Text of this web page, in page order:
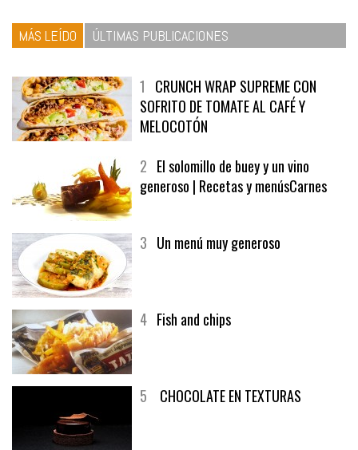
MÁS LEÍDO ÚLTIMAS PUBLICACIONES
1 CRUNCH WRAP SUPREME CON
SOFRITO DE TOMATE AL CAFÉ Y
MELOCOTÓN
2 El solomillo de buey y un vino
generoso | Recetas y menúsCarnes
3 Un menú muy generoso
4 Fish and chips
5 CHOCOLATE EN TEXTURAS